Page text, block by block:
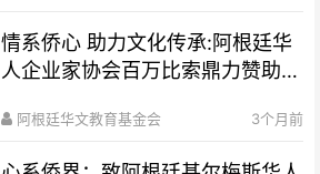
情系侨心 助力文化传承:阿根廷华
人企业家协会百万比索鼎力赞助水
阿根廷华文教育基金会 3个月前